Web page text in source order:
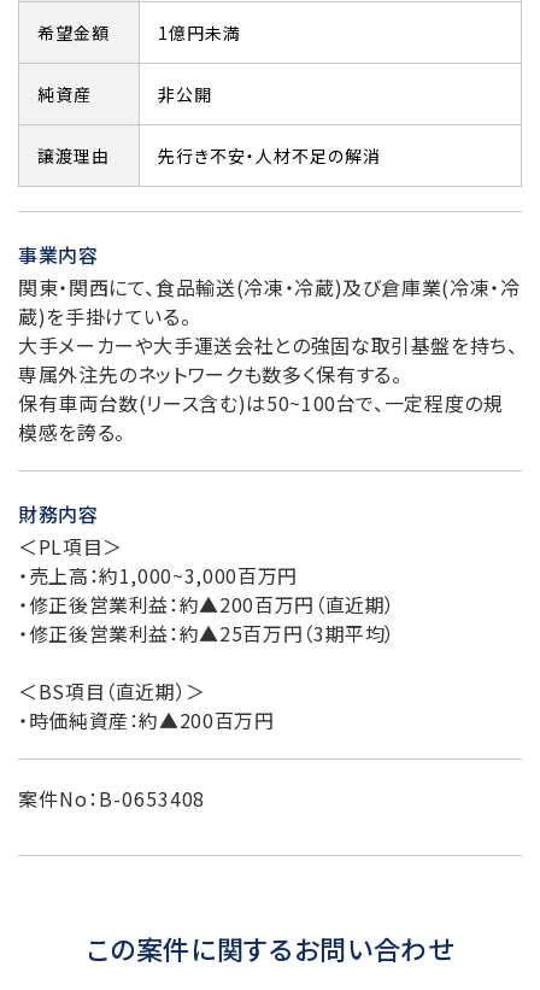
希望金額 1億円未満
純資産 非公開
譲渡理由 先行き不安・人材不足の解消
事業内容
関東・関西にて、食品輸送(冷凍・冷蔵)及び倉庫業(冷凍・冷
蔵)を手掛けている。
大手メーカーや大手運送会社との強固な取引基盤を持ち、
専属外注先のネットワークも数多く保有する。
保有車両台数(リース含む)は50~100台で、一定程度の規
模感を誇る。
財務内容
＜PL項目＞
・売上高：約1,000~3,000百万円
・修正後営業利益：約▲200百万円（直近期）
・修正後営業利益：約▲25百万円（3期平均）
＜BS項目（直近期）＞
・時価純資産：約▲200百万円
案件No：B-0653408
この案件に関するお問い合わせ